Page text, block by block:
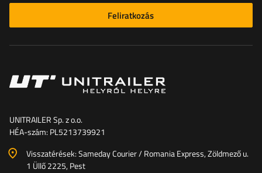
Feliratkozás
UNITRAILER Sp. z o.o.
HÉA-szám: PL5213739921
Visszatérések: Sameday Courier / Romania Express, Zöldmező u.
1 Üllő 2225, Pest